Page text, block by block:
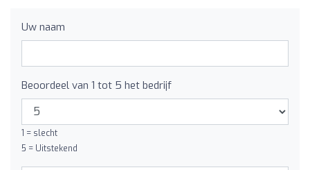
Uw naam
Beoordeel van 1 tot 5 het bedrijf
1 = slecht
5 = Uitstekend